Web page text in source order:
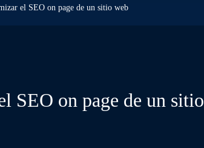
el SEO on page de un sitio web
SEO on page de un sitio